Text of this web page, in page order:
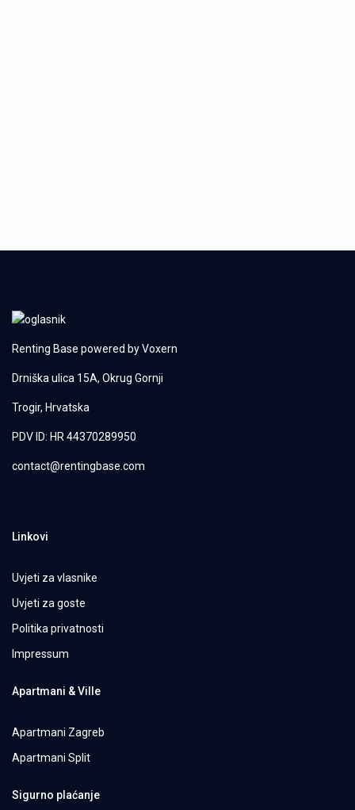
Renting Base powered byVoxern
Drniška ulica 15A, Okrug Gornji
Trogir, Hrvatska
PDV ID: HR 44370289950
contact@rentingbase.com
Linkovi
Uvjeti za vlasnike
Uvjeti za goste
Politika privatnosti
Impressum
Apartmani & Ville
Apartmani Zagreb
Apartmani Split
Sigurno plaćanje